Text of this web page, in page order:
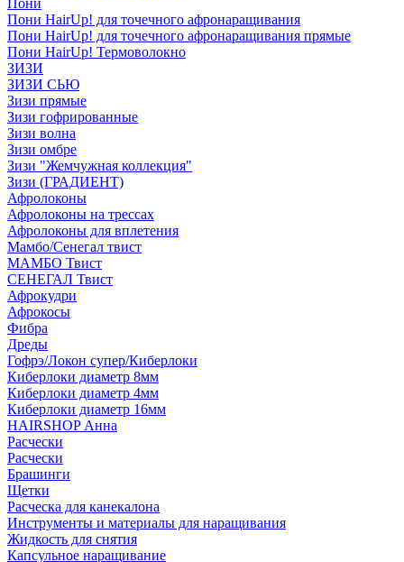
Пони
Пони HairUp! для точечного афронаращивания
Пони HairUp! для точечного афронаращивания прямые
Пони HairUp! Термоволокно
ЗИЗИ
ЗИЗИ СЬЮ
Зизи прямые
Зизи гофрированные
Зизи волна
Зизи омбре
Зизи "Жемчужная коллекция"
Зизи (ГРАДИЕНТ)
Афролоконы
Афролоконы на трессах
Афролоконы для вплетения
Мамбо/Сенегал твист
МАМБО Твист
СЕНЕГАЛ Твист
Афрокудри
Афрокосы
Фибра
Дреды
Гофрэ/Локон супер/Киберлоки
Киберлоки диаметр 8мм
Киберлоки диаметр 4мм
Киберлоки диаметр 16мм
HAIRSHOP Анна
Расчески
Расчески
Брашинги
Щетки
Расческа для канекалона
Инструменты и материалы для наращивания
Жидкость для снятия
Капсульное наращивание